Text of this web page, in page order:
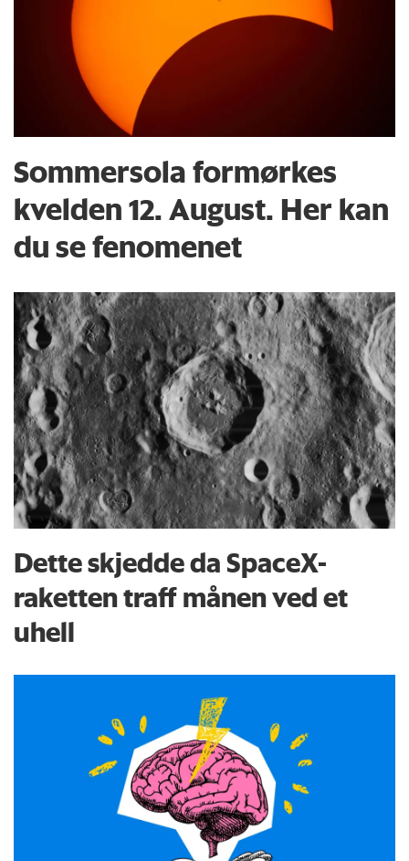
Sommersola formørkes
kvelden 12. August. Her kan
du se fenomenet
Dette skjedde da SpaceX-
raketten traff månen ved et
uhell